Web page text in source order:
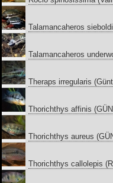
Talamancaheros
Talamancaheros
Theraps irregularis
Thorichthys affinis
Thorichthys aureus
Thorichthys callolepis